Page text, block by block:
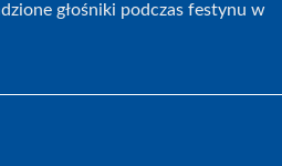
głośniki podczas festynu w